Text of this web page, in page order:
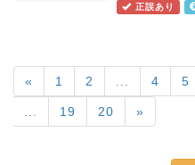
正誤あり
« 1 2 4 5
19 20 »